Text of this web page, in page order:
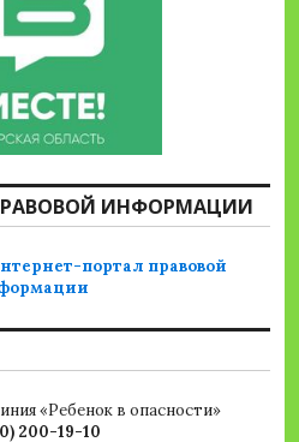
ИНФОРМАЦИИ
«Ребенок в опасности»
200-19-10